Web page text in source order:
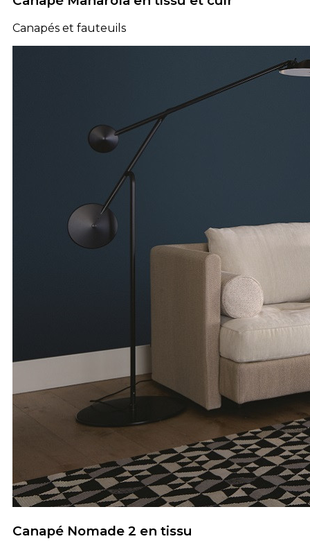
Canapés et fauteuils
Canapé Nomade 2 en tissu